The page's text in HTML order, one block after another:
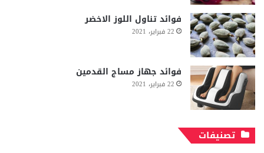
فوائد تناول اللوز الاخضر
22 فبراير، 2021
فوائد جهاز مساج القدمين
22 فبراير، 2021
تصنيفات